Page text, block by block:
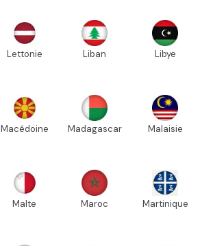
Lettonie Liban Libye
Macédoine Madagascar Malaisie
Malte Maroc Martinique